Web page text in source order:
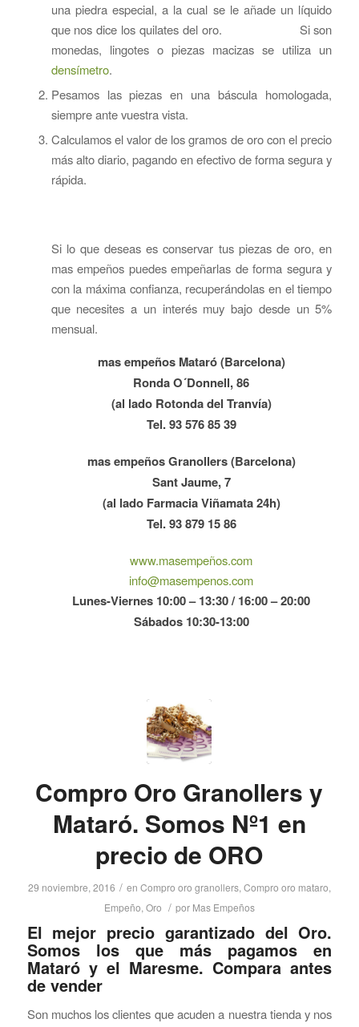
una piedra especial, a la cual se le añade un líquido
que nos dice los quilates del oro. Si son
monedas, lingotes o piezas macizas se utiliza un
densímetro.
Pesamos las piezas en una báscula homologada,
siempre ante vuestra vista.
Calculamos el valor de los gramos de oro con el precio
más alto diario, pagando en efectivo de forma segura y
rápida.
Si lo que deseas es conservar tus piezas de oro, en
mas empeños puedes empeñarlas de forma segura y
con la máxima confianza, recuperándolas en el tiempo
que necesites a un interés muy bajo desde un 5%
mensual.
mas empeños Mataró (Barcelona)
Ronda O´Donnell, 86
(al lado Rotonda del Tranvía)
Tel. 93 576 85 39
mas empeños Granollers (Barcelona)
Sant Jaume, 7
(al lado Farmacia Viñamata 24h)
Tel. 93 879 15 86
www.masempeños.com
info@masempenos.com
Lunes-Viernes 10:00 – 13:30 / 16:00 – 20:00
Sábados 10:30-13:00
Compro Oro Granollers y
Mataró. Somos Nº1 en
precio de ORO
29 noviembre, 2016 / en Compro oro granollers, Compro oro mataro,
Empeño, Oro / por Mas Empeños
El mejor precio garantizado del Oro.
Somos los que más pagamos en
Mataró y el Maresme. Compara antes
de vender
Son muchos los clientes que acuden a nuestra tienda y nos